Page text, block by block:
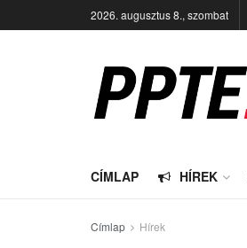
2026. augusztus 8., szombat
CÍMLAP HÍREK
Címlap Hírek